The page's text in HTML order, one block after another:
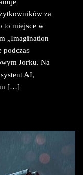
za
to miejsce w
„Imagination
podczas
Jorku. Na
AI,
[…]